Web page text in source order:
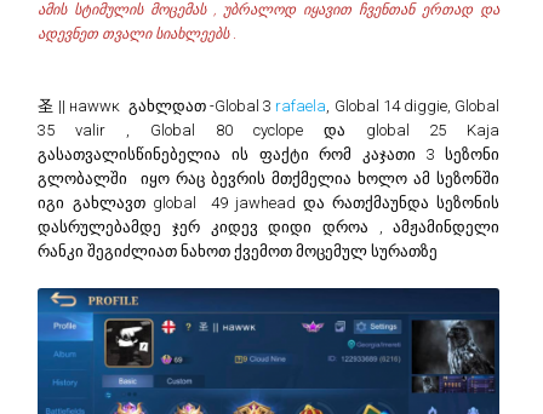
ამის სტიმულის მოცემას , უბრალოდ იყავით ჩვენთან ერთად და
ადევნეთ თვალი სიახლეებს .
圣 || нawwĸ გახლდათ -Global 3 rafaela, Global 14 diggie, Global
35 valir , Global 80 cyclope და global 25 Kaja
გასათვალისწინებელია ის ფაქტი რომ კაჯათი 3 სეზონი
გლობალში იყო რაც ბევრის მთქმელია ხოლო ამ სეზონში
იგი გახლავთ global 49 jawhead და რათქმაუნდა სეზონის
დასრულებამდე ჯერ კიდევ დიდი დროა , ამჟამინდელი
რანკი შეგიძლიათ ნახოთ ქვემოთ მოცემულ სურათზე